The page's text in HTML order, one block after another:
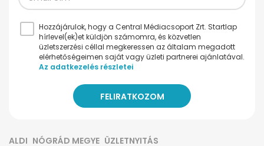
Hozzájárulok, hogy a Central Médiacsoport Zrt. Startlap
hírlevel(ek)et küldjön számomra, és közvetlen
üzletszerzési céllal megkeressen az általam megadott
elérhetőségeimen saját vagy üzleti partnerei ajánlatával.
Az adatkezelés részletei
ALDI NÓGRÁD MEGYE ÜZLETNYITÁS